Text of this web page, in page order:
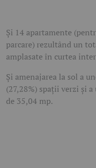
Și 14 apartamente
parcare) rezultând un
amplasate în curtea
Și amenajarea la sol a
(27,28%) spații verzi și
de 35,04 mp.